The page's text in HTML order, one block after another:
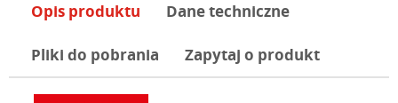
Opis produktu Dane techniczne
Pliki do pobrania Zapytaj o produkt